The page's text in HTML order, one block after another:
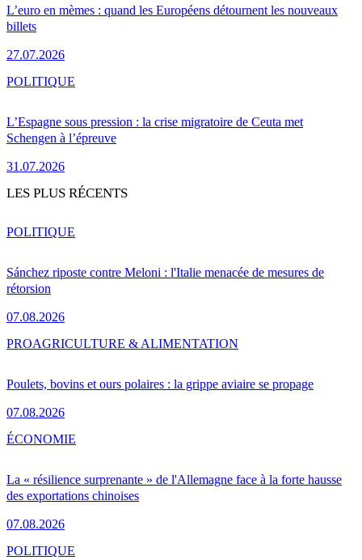
L’euro en mèmes : quand les Européens détournent les nouveaux
billets
27.07.2026
L’Espagne sous pression : la crise migratoire de Ceuta met
Schengen à l’épreuve
31.07.2026
POLITIQUE
LES PLUS RÉCENTS
Sánchez riposte contre Meloni : l'Italie menacée de mesures de
rétorsion
07.08.2026
POLITIQUE
Poulets, bovins et ours polaires : la grippe aviaire se propage
07.08.2026
PROAGRICULTURE & ALIMENTATION
La « résilience surprenante » de l'Allemagne face à la forte hausse
des exportations chinoises
07.08.2026
ÉCONOMIE
POLITIQUE